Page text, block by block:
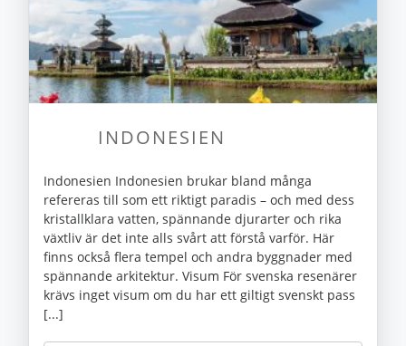
INDONESIEN
Indonesien Indonesien brukar bland många
refereras till som ett riktigt paradis – och med dess
kristallklara vatten, spännande djurarter och rika
växtliv är det inte alls svårt att förstå varför. Här
finns också flera tempel och andra byggnader med
spännande arkitektur. Visum För svenska resenärer
krävs inget visum om du har ett giltigt svenskt pass
[...]